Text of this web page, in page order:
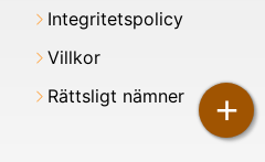
+
Integritetspolicy
Villkor
Rättsligt nämner